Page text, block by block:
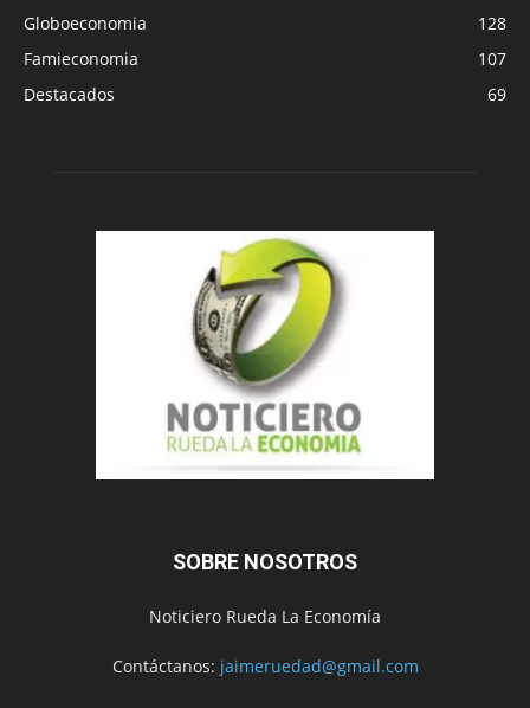
Globoeconomia
128
Famieconomia
107
Destacados
69
SOBRE NOSOTROS
Noticiero Rueda La Economía
Contáctanos: jaimeruedad@gmail.com